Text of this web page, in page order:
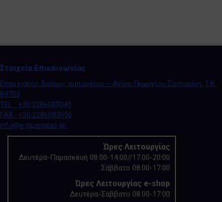
Στοιχεία Επικοινωνίας
Επαρχιακός δρόμος εμπορείου – Αγίου Γεωργίου Σαντορίνη, Τ.Κ.
84703
TEL : +30.2286083040
FAX : +30.2286083050
info@e-hpsigalas.gr.
Ώρες Λειτουργίας
Δευτέρα-Παρασκευή 08:00-14:00//17:00-20:00
Σάββατο 08:00-17:00
Ώρες Λειτουργίας e-shop
Δευτέρα-Σάββατο 08:00-17:00